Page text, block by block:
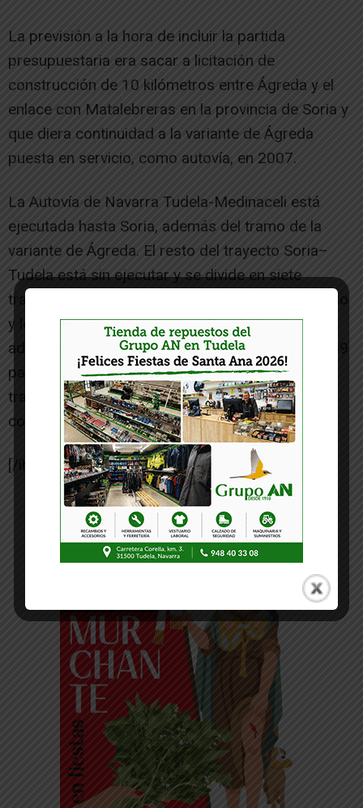
La previsión a la hora de incluir la partida
presupuestaria era sacar a licitación de
construcción de 10 kilómetros entre Ágreda y el
enlace con Matalebreras en la provincia de Soria y
que diera continuidad a la variante de Ágreda
puesta en servicio, como autovía, en 2007.
La Autovía de Navarra Tudela-Medinaceli está
ejecutada hasta Soria, además del tramo de la
variante de Ágreda. El resto del trayecto Soria–
Tudela está sin ejecutar y se divide en siete
tramos, dependientes cinco de ellos del Ministerio
y los otros dos del Gobierno de Navarra. Ambas
administraciones se pusieron de acuerdo en 2009
para coordinar los trazados, desarrollo y
tramitación de las fases que conllevarán la
construcción de la misma.
[/ihc-hide-content]
-- Publicidad --